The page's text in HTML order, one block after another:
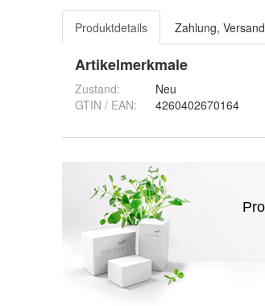
Produktdetails Zahlung,
Artikelmerkmale
Zustand:
Neu
GTIN / EAN:
4260402670164